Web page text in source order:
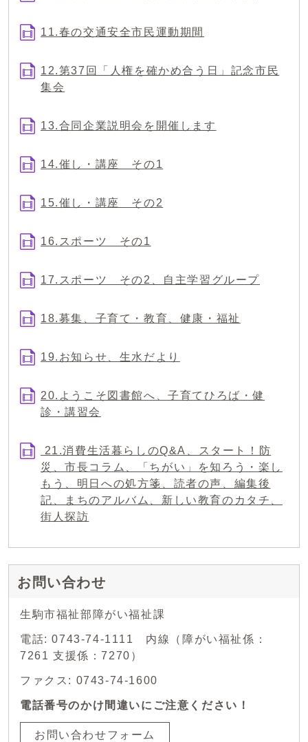
11.春の交通安全市民運動期間
12.第37回「人権を確かめ合う日」記念市民
集会
13.合同企業説明会を開催します
14.催し・講座 その1
15.催し・講座 その2
16.スポーツ その1
17.スポーツ その2、自主学習グループ
18.募集、子育て・教育、健康・福祉
19.お知らせ、生水だより
20.ようこそ図書館へ、子育てひろば・健
診・講習会
21.消費生活暮らしのQ&A、スタート！防
災、市長コラム、「ちがい」を知ろう・楽し
もう、明日への処方箋、読者の声、編集後
記、まちのアルバム、新しい教育のカタチ、
街人探訪
お問い合わせ
生駒市福祉部障がい福祉課
電話: 0743-74-1111 内線（障がい福祉係：
7261 支援係：7270）
ファクス: 0743-74-1600
電話番号のかけ間違いにご注意ください！
お問い合わせフォーム